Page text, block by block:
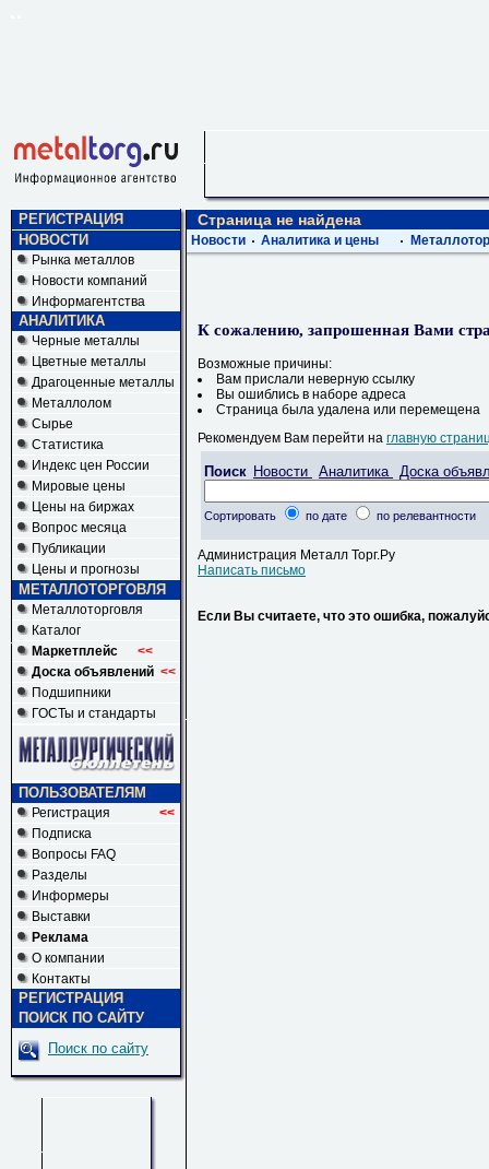
РЕГИСТРАЦИЯ
НОВОСТИ
Рынка металлов
Новости компаний
Информагентства
АНАЛИТИКА
Черные металлы
Цветные металлы
Драгоценные металлы
Металлолом
Сырье
Статистика
Индекс цен России
Мировые цены
Цены на биржах
Вопрос месяца
Публикации
Цены и прогнозы
МЕТАЛЛОТОРГОВЛЯ
Металлоторговля
Каталог
Маркетплейс
<<
Доска объявлений <<
Подшипники
ГОСТы и стандарты
ПОЛЬЗОВАТЕЛЯМ
Регистрация <<
Подписка
Вопросы FAQ
Разделы
Информеры
Выставки
Реклама
О компании
Контакты
РЕГИСТРАЦИЯ
ПОИСК ПО САЙТУ
Поиск по сайту
Страница не найдена
Новости Аналитика и цены
К сожалению, запрошенная Вами
Возможные причины:
Вам прислали неверную ссылку
Вы ошиблись в наборе адреса
Страница была удалена или перемещена
Рекомендуем Вам перейти на главную
Поиск Новости Аналитика Доска
Сортировать по дате по релевантности
Администрация Металл Торг.Ру
Написать письмо
Если Вы считаете, что это ошибка,